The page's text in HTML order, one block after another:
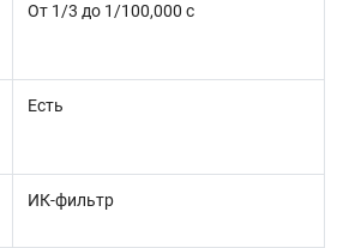
От 1/3 до 1/100,000 с
Есть
ИК-фильтр